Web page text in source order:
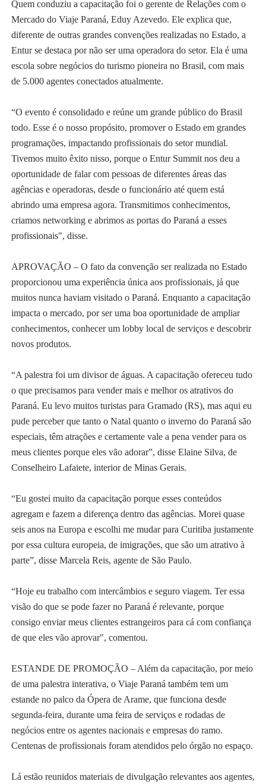
Quem conduziu a capacitação foi o gerente de Relações com o
Mercado do Viaje Paraná, Eduy Azevedo. Ele explica que,
diferente de outras grandes convenções realizadas no Estado, a
Entur se destaca por não ser uma operadora do setor. Ela é uma
escola sobre negócios do turismo pioneira no Brasil, com mais
de 5.000 agentes conectados atualmente.
“O evento é consolidado e reúne um grande público do Brasil
todo. Esse é o nosso propósito, promover o Estado em grandes
programações, impactando profissionais do setor mundial.
Tivemos muito êxito nisso, porque o Entur Summit nos deu a
oportunidade de falar com pessoas de diferentes áreas das
agências e operadoras, desde o funcionário até quem está
abrindo uma empresa agora. Transmitimos conhecimentos,
criamos networking e abrimos as portas do Paraná a esses
profissionais", disse.
APROVAÇÃO – O fato da convenção ser realizada no Estado
proporcionou uma experiência única aos profissionais, já que
muitos nunca haviam visitado o Paraná. Enquanto a capacitação
impacta o mercado, por ser uma boa oportunidade de ampliar
conhecimentos, conhecer um lobby local de serviços e descobrir
novos produtos.
“A palestra foi um divisor de águas. A capacitação ofereceu tudo
o que precisamos para vender mais e melhor os atrativos do
Paraná. Eu levo muitos turistas para Gramado (RS), mas aqui eu
pude perceber que tanto o Natal quanto o inverno do Paraná são
especiais, têm atrações e certamente vale a pena vender para os
meus clientes porque eles vão adorar”, disse Elaine Silva, de
Conselheiro Lafaiete, interior de Minas Gerais.
“Eu gostei muito da capacitação porque esses conteúdos
agregam e fazem a diferença dentro das agências. Morei quase
seis anos na Europa e escolhi me mudar para Curitiba justamente
por essa cultura europeia, de imigrações, que são um atrativo à
parte”, disse Marcela Reis, agente de São Paulo.
“Hoje eu trabalho com intercâmbios e seguro viagem. Ter essa
visão do que se pode fazer no Paraná é relevante, porque
consigo enviar meus clientes estrangeiros para cá com confiança
de que eles vão aprovar", comentou.
ESTANDE DE PROMOÇÃO – Além da capacitação, por meio
de uma palestra interativa, o Viaje Paraná também tem um
estande no palco da Ópera de Arame, que funciona desde
segunda-feira, durante uma feira de serviços e rodadas de
negócios entre os agentes nacionais e empresas do ramo.
Centenas de profissionais foram atendidos pelo órgão no espaço.
Lá estão reunidos materiais de divulgação relevantes aos agentes,